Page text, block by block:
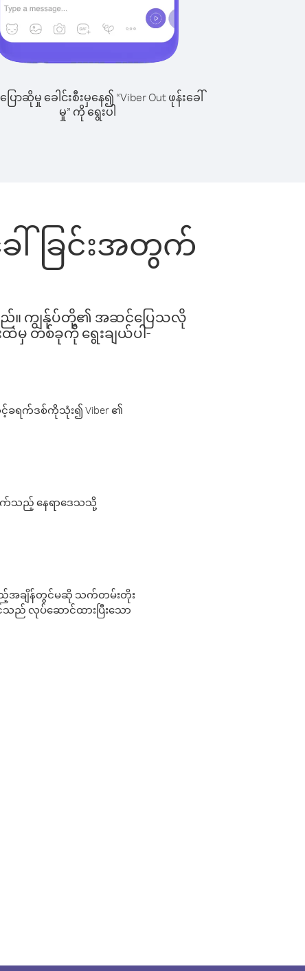
ောဆိုမှု ခေါင်းစီးမှနေ၍ “Viber Out ဖုန်းခေါ်
မှု” ကို ရွေးပါ
ေါ်ခြင်းအတွက်
သည်။ ကျွန်ုပ်တို့၏ အဆင်ပြေသလို
ထဲမှ တစ်ခုကို ရွေးချယ်ပါ-
ရက်ဒစ်ကိုသုံး၍ Viber ၏
လိုက်သည့် နေရာဒေသသို့
ည်သည့်အချိန်တွင်မဆို သက်တမ်းတိုး
ည် လုပ်ဆောင်ထားပြီးသော